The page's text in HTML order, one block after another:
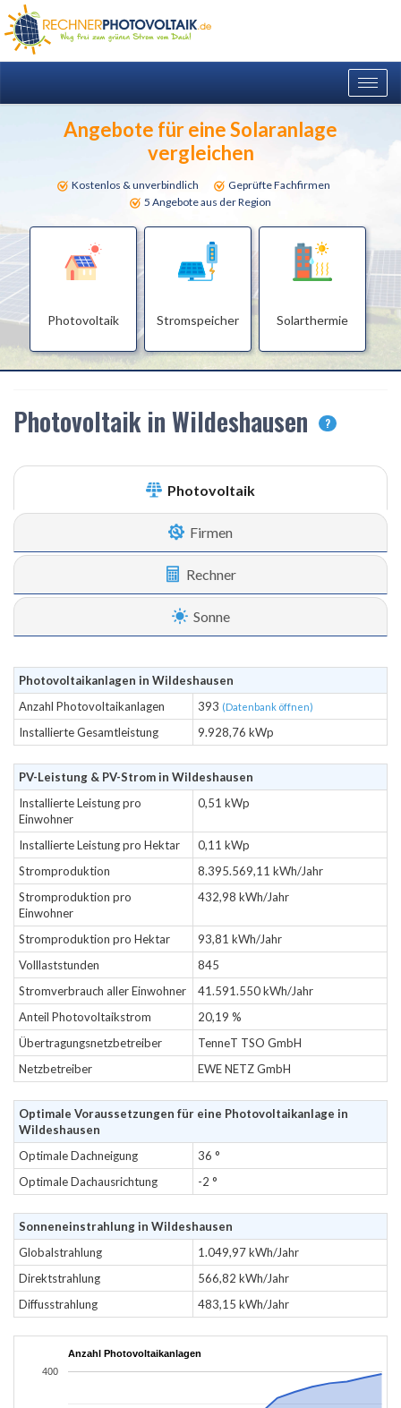
Angebote für eine Solaranlage
vergleichen
Kostenlos & unverbindlich
Geprüfte Fachfirmen
5 Angebote aus der Region
Photovoltaik Stromspeicher Solarthermie
Photovoltaik in Wildeshausen ?
Photovoltaik
Firmen
Rechner
Sonne
Photovoltaikanlagen in Wildeshausen
Anzahl Photovoltaikanlagen
393 (Datenbank öffnen)
Installierte Gesamtleistung 9.928,76 kWp
PV-Leistung & PV-Strom in Wildeshausen
Installierte Leistung pro
Einwohner
0,51 kWp
Installierte Leistung pro Hektar
0,11 kWp
Stromproduktion
8.395.569,11 kWh/Jahr
Stromproduktion pro
Einwohner
432,98 kWh/Jahr
Stromproduktion pro Hektar
93,81 kWh/Jahr
Volllaststunden
845
Stromverbrauch aller Einwohner
41.591.550 kWh/Jahr
Anteil Photovoltaikstrom
20,19 %
Übertragungsnetzbetreiber
TenneT TSO GmbH
Netzbetreiber
EWE NETZ GmbH
Optimale Voraussetzungen für eine Photovoltaikanlage in
Wildeshausen
Optimale Dachneigung
36 °
Optimale Dachausrichtung
-2 °
Sonneneinstrahlung in Wildeshausen
Globalstrahlung
1.049,97 kWh/Jahr
Direktstrahlung
566,82 kWh/Jahr
Diffusstrahlung
483,15 kWh/Jahr
Anzahl Photovoltaikanlagen
400